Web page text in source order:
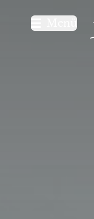
Menü